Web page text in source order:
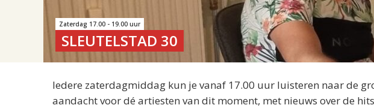
Zaterdag 17.00 - 19.00 uur
SLEUTELSTAD 30
Iedere zaterdagmiddag kun je vanaf 17.00 uur luisteren naar de
aandacht voor dé artiesten van dit moment, met nieuws over de